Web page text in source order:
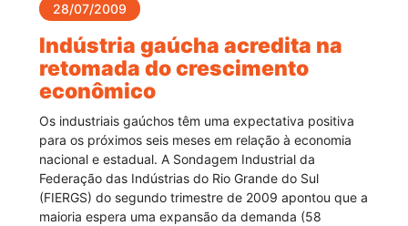
28/07/2009
Indústria gaúcha acredita na
retomada do crescimento
econômico
Os industriais gaúchos têm uma expectativa positiva
para os próximos seis meses em relação à economia
nacional e estadual. A Sondagem Industrial da
Federação das Indústrias do Rio Grande do Sul
(FIERGS) do segundo trimestre de 2009 apontou que a
maioria espera uma expansão da demanda (58